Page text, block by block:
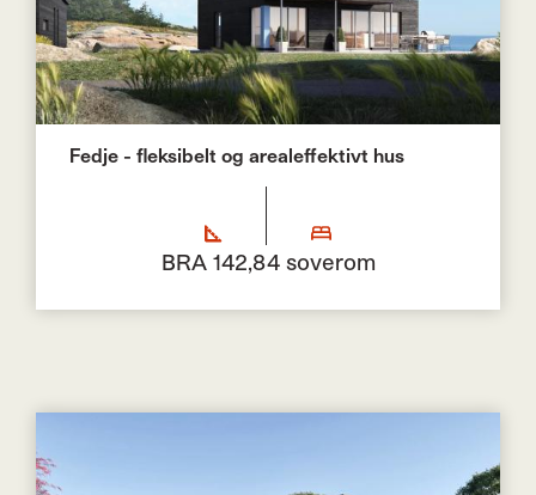
Fedje - fleksibelt og arealeffektivt hus
BRA 142,84 soverom